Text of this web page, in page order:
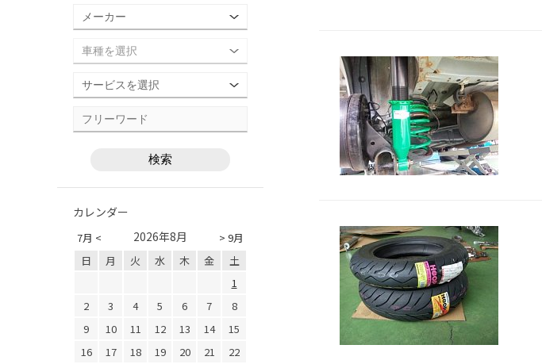
カレンダー
7月 < > 9月
2026年8月
日 月 火 水 木 金
土
1
2
3 4 5 6 7
8
9
10 11 12 13 14
15
16
17 18 19 20 21
22